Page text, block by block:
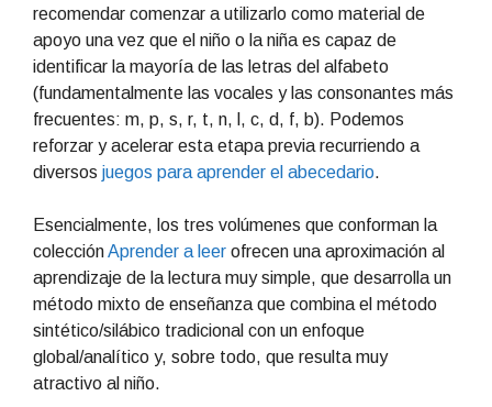
recomendar comenzar a utilizarlo como material de
apoyo una vez que el niño o la niña es capaz de
identificar la mayoría de las letras del alfabeto
(fundamentalmente las vocales y las consonantes más
frecuentes: m, p, s, r, t, n, l, c, d, f, b). Podemos
reforzar y acelerar esta etapa previa recurriendo a
diversos juegos para aprender el abecedario.
Esencialmente, los tres volúmenes que conforman la
colecciónAprender a leer ofrecen una aproximación al
aprendizaje de la lectura muy simple, que desarrolla un
método mixto de enseñanza que combina el método
sintético/silábico tradicional con un enfoque
global/analítico y, sobre todo, que resulta muy
atractivo al niño.